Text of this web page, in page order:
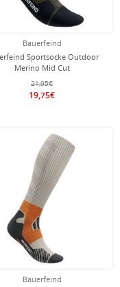
Bauerfeind
Sportsocke Outdoor
Merino Mid Cut
dunklegrün
Herren - 1 Paar
21,95€
19,75€
Bauerfeind
reduziert